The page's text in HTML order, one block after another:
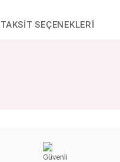
TAKSIT SEÇENEKLERI